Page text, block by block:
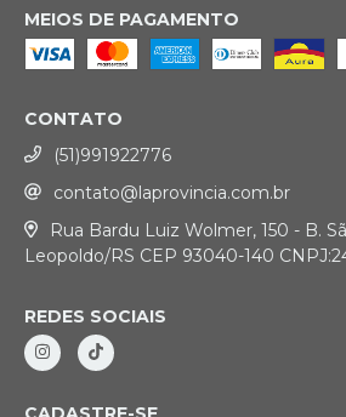
MEIOS DE PAGAMENTO
CONTATO
(51)991922776
contato@laprovincia.com.br
Rua Bardu Luiz Wolmer, 150 - B.
Leopoldo/RS CEP 93040-140
REDES SOCIAIS